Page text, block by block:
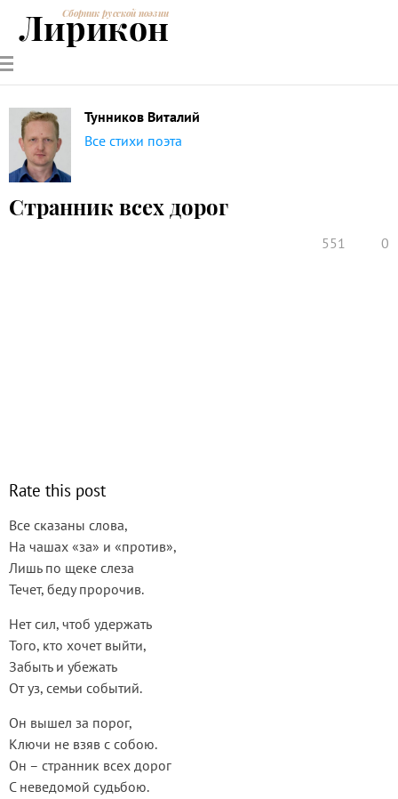
РУССКИЕ
ПОЭТЫ
СОВРЕМЕННИКИЭНЦИКЛОПЕДИЯ
ПОЭЗИИ
Сборник русской поэзии
Лирикон
Тунников Виталий
Все стихи поэта
Странник всех дорог
551 0
Rate this post
Все сказаны слова,
На чашах «за» и «против»,
Лишь по щеке слеза
Течет, беду пророчив.
Нет сил, чтоб удержать
Того, кто хочет выйти,
Забыть и убежать
От уз, семьи событий.
Он вышел за порог,
Ключи не взяв с собою.
Он – странник всех дорог
С неведомой судьбою.